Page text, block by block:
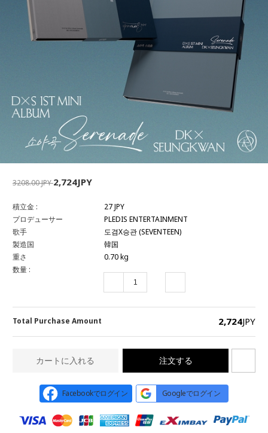
3208.00 JPY2,724JPY
積立金 :
27 JPY
プロデューサー
PLEDIS ENTERTAINMENT
歌手
도겸X승관 (SEVENTEEN)
製造国
韓国
重さ
0.70 kg
数量 :
Total Purchase Amount 2,724JPY
カートに入れる 注文する
Facebookでログイン Googleでログイン